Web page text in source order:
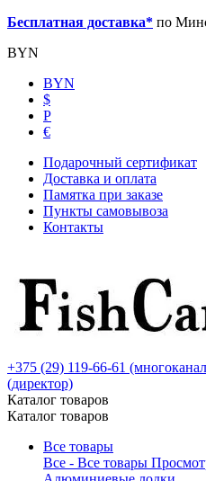
Бесплатная доставка* по
BYN
BYN
$
Р
€
Подарочный сертификат
Доставка и оплата
Памятка при заказе
Пункты самовывоза
Контакты
+375 (29) 119-66-61
(директор)
Каталог товаров
Каталог товаров
Все товары
Все - Все товары